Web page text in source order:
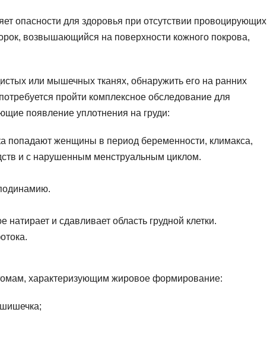
опасности для здоровья при отсутствии провоцирующих
возвышающийся на поверхности кожного покрова,
или мышечных тканях, обнаружить его на ранних
пройти комплексное обследование для
появление уплотнения на груди:
попадают женщины в период беременности, климакса,
и с нарушенным менструальным циклом.
и сдавливает область грудной клетки.
характеризующим жировое формирование: